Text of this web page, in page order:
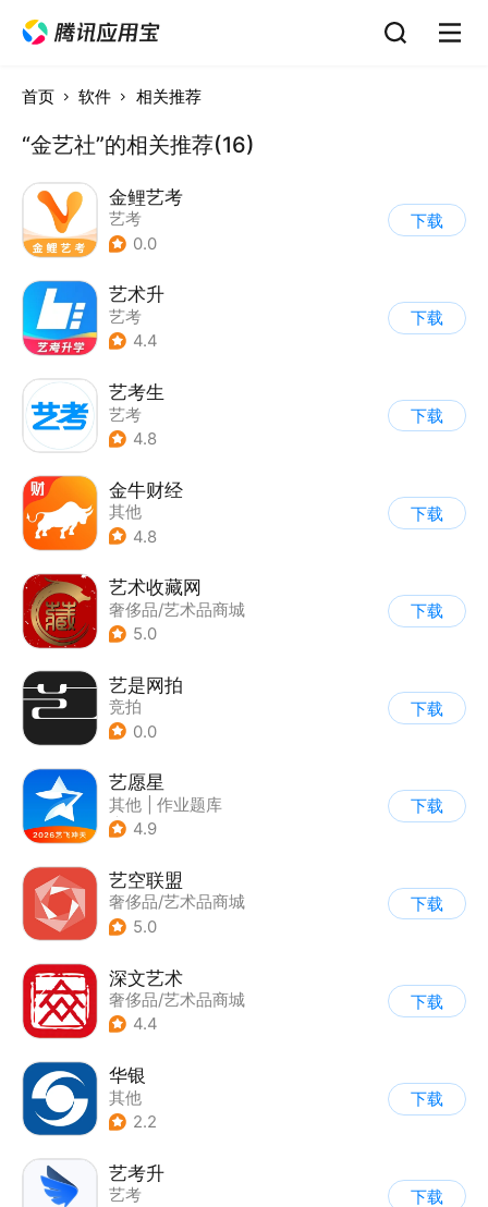
首页 软件 相关推荐
“金艺社”的相关推荐(16)
金鲤艺考
艺考
0.0
下载
艺术升
艺考
4.4
下载
艺考生
艺考
4.8
下载
金牛财经
其他
4.8
下载
艺术收藏网
奢侈品/艺术品商城
5.0
下载
艺是网拍
竞拍
0.0
下载
艺愿星
其他
作业题库
| 填报志愿
4.9
下载
艺空联盟
奢侈品/艺术品商城
5.0
下载
深文艺术
奢侈品/艺术品商城
4.4
下载
华银
其他
2.2
下载
艺考升
艺考
下载